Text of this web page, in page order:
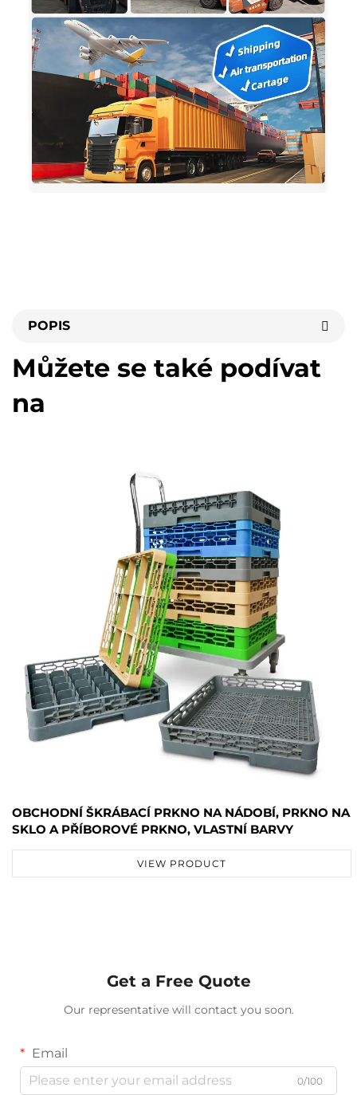
POPIS
Můžete se také podívat
na
OBCHODNÍ ŠKRÁBACÍ PRKNO NA NÁDOBÍ, PRKNO NA
SKLO A PŘÍBOROVÉ PRKNO, VLASTNÍ BARVY
VIEW PRODUCT
Get a Free Quote
Our representative will contact you soon.
Email
0/100